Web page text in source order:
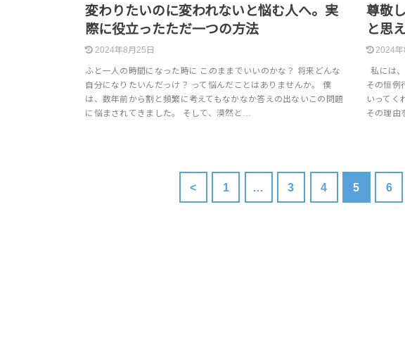
変わりたいのに変われないと悩む人へ。実
際に役立ったただ一つの方法
2024年8月25日
ふと一人の時間になった時に このままでいいのかな？ 将来どんな
自分になりたいんだっけ？ って悩んだことはありませんか。 僕
は、数年前から割と頻繁に考えてもなかなか答えの出ないこの問題
に悩まされてきました。 そして、漠然と…
尊敬
と思
2024年
私には
その恒例
いってく
その理由
< 1 … 3 4 5 6